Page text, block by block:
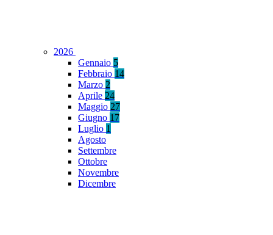
2026
Gennaio 5
Febbraio 14
Marzo 2
Aprile 24
Maggio 27
Giugno 17
Luglio 1
Agosto
Settembre
Ottobre
Novembre
Dicembre